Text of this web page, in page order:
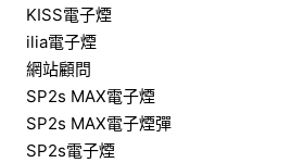
KISS電子煙
ilia電子煙
網站顧問
SP2s MAX電子煙
SP2s MAX電子煙彈
SP2s電子煙